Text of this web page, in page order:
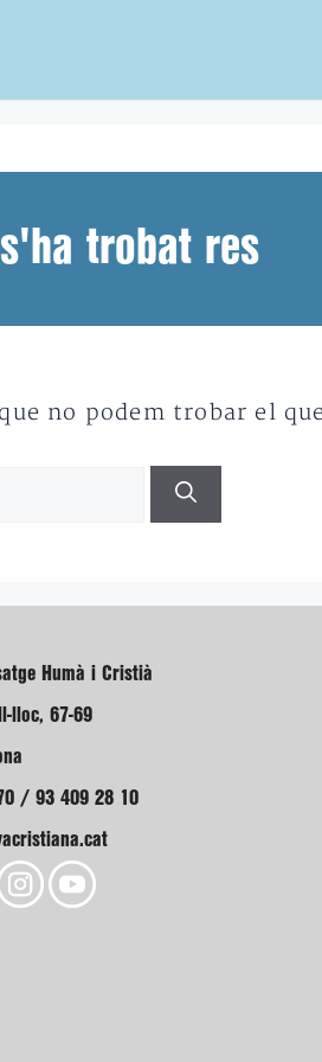
s'ha trobat res
no podem trobar el
Humà i Cristià
lloc, 67-69
/ 93 409 28 10